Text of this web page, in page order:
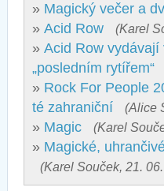
» Magický večer a
» Acid Row (Karel
» Acid Row vydávají
„posledním rytířem“
» Rock For People
té zahraniční
(Alice
» Magic (Karel
» Magické,
(Karel Souček, 21.